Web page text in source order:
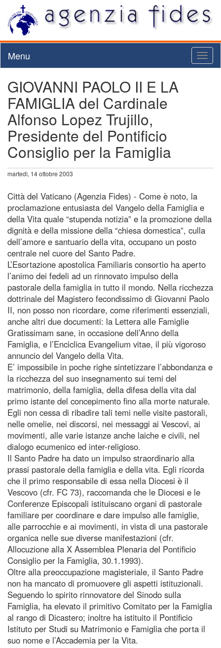
Menu
GIOVANNI PAOLO II E LA
FAMIGLIA del Cardinale
Alfonso Lopez Trujillo,
Presidente del Pontificio
Consiglio per la Famiglia
martedì, 14 ottobre 2003
Città del Vaticano (Agenzia Fides) - Come è noto, la
proclamazione entusiasta del Vangelo della Famiglia e
della Vita quale “stupenda notizia” e la promozione della
dignità e della missione della “chiesa domestica”, culla
dell’amore e santuario della vita, occupano un posto
centrale nel cuore del Santo Padre.
L’Esortazione apostolica Familiaris consortio ha aperto
l’animo dei fedeli ad un rinnovato impulso della
pastorale della famiglia in tutto il mondo. Nella ricchezza
dottrinale del Magistero fecondissimo di Giovanni Paolo
II, non posso non ricordare, come riferimenti essenziali,
anche altri due documenti: la Lettera alle Famiglie
Gratissimam sane, in occasione dell’Anno della
Famiglia, e l’Enciclica Evangelium vitae, il più vigoroso
annuncio del Vangelo della Vita.
E’ impossibile in poche righe sintetizzare l’abbondanza e
la ricchezza del suo insegnamento sui temi del
matrimonio, della famiglia, della difesa della vita dal
primo istante del concepimento fino alla morte naturale.
Egli non cessa di ribadire tali temi nelle visite pastorali,
nelle omelie, nei discorsi, nei messaggi ai Vescovi, ai
movimenti, alle varie istanze anche laiche e civili, nel
dialogo ecumenico ed inter-religioso.
Il Santo Padre ha dato un impulso straordinario alla
prassi pastorale della famiglia e della vita. Egli ricorda
che il primo responsabile di essa nella Diocesi è il
Vescovo (cfr. FC 73), raccomanda che le Diocesi e le
Conferenze Episcopali istituiscano organi di pastorale
familiare per coordinare e dare impulso alle famiglie,
alle parrocchie e ai movimenti, in vista di una pastorale
organica nelle sue diverse manifestazioni (cfr.
Allocuzione alla X Assemblea Plenaria del Pontificio
Consiglio per la Famiglia, 30.1.1993).
Oltre alla preoccupazione magisteriale, il Santo Padre
non ha mancato di promuovere gli aspetti istituzionali.
Seguendo lo spirito rinnovatore del Sinodo sulla
Famiglia, ha elevato il primitivo Comitato per la Famiglia
al rango di Dicastero; inoltre ha istituito il Pontificio
Istituto per Studi su Matrimonio e Famiglia che porta il
suo nome e l’Accademia per la Vita.